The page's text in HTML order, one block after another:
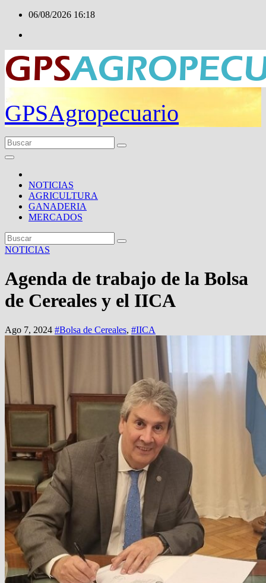
contenido
06/08/2026 16:18
GPSAgropecuario
NOTICIAS
AGRICULTURA
GANADERIA
MERCADOS
NOTICIAS
Agenda de trabajo de la Bolsa
de Cereales y el IICA
Ago 7, 2024 #Bolsa de Cereales, #IICA